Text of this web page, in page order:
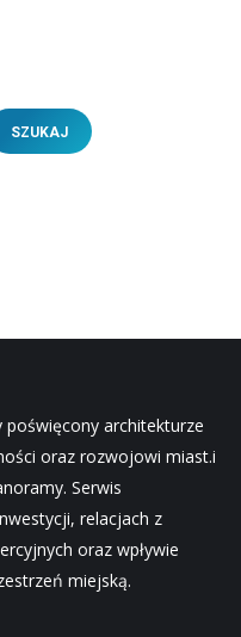
SZUKAJ
architekturze
oraz rozwojowi miast.i
Serwis
relacjach z
oraz wpływie
miejską.